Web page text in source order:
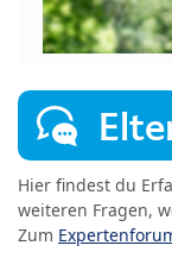
Hier findest du
weiteren Fragen,
Zum